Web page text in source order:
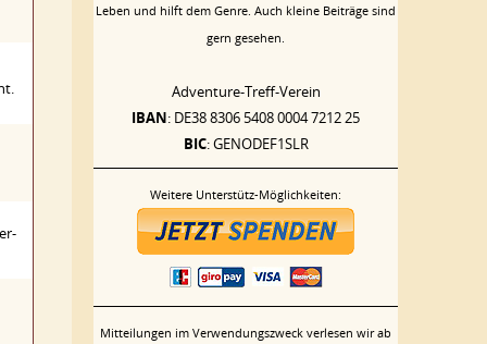
Leben und hilft dem Genre. Auch kleine Beiträge sind
gern gesehen.
Adventure-Treff-Verein
IBAN: DE38 8306 5408 0004 7212 25
BIC: GENODEF1SLR
Weitere Unterstütz-Möglichkeiten:
Mitteilungen im Verwendungszweck verlesen wir ab